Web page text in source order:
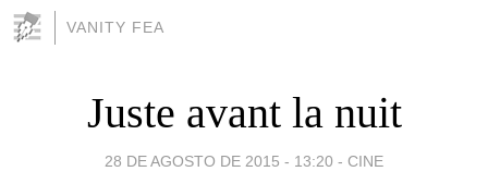
VANITY FEA
Juste avant la nuit
28 DE AGOSTO DE 2015 - 13:20 - CINE